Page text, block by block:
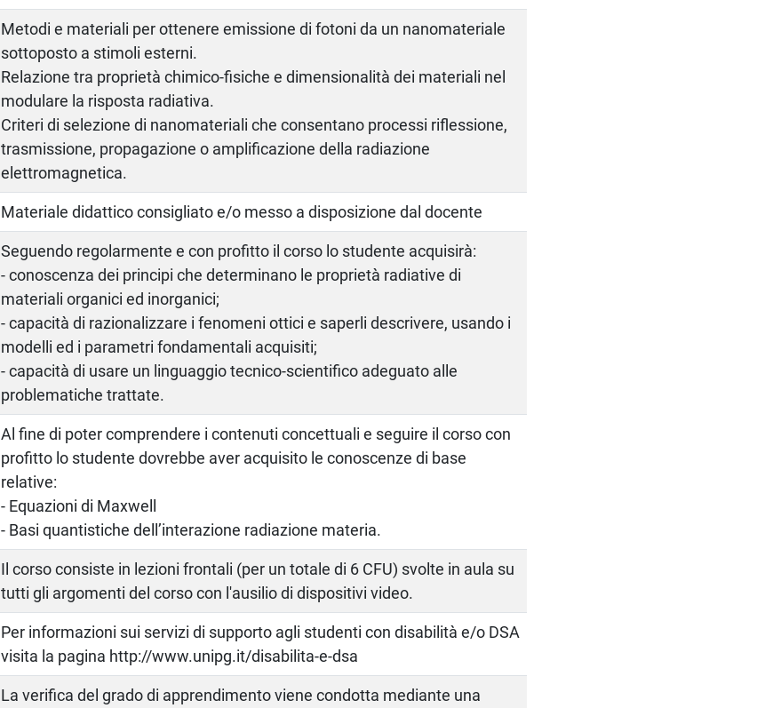
Metodi e materiali per ottenere emissione di fotoni da un nanomateriale
sottoposto a stimoli esterni.
Relazione tra proprietà chimico-fisiche e dimensionalità dei materiali nel
modulare la risposta radiativa.
Criteri di selezione di nanomateriali che consentano processi riflessione,
trasmissione, propagazione o amplificazione della radiazione
elettromagnetica.
Materiale didattico consigliato e/o messo a disposizione dal docente
Seguendo regolarmente e con profitto il corso lo studente acquisirà:
- conoscenza dei principi che determinano le proprietà radiative di
materiali organici ed inorganici;
- capacità di razionalizzare i fenomeni ottici e saperli descrivere, usando i
modelli ed i parametri fondamentali acquisiti;
- capacità di usare un linguaggio tecnico-scientifico adeguato alle
problematiche trattate.
Al fine di poter comprendere i contenuti concettuali e seguire il corso con
profitto lo studente dovrebbe aver acquisito le conoscenze di base
relative:
- Equazioni di Maxwell
- Basi quantistiche dell’interazione radiazione materia.
Il corso consiste in lezioni frontali (per un totale di 6 CFU) svolte in aula su
tutti gli argomenti del corso con l'ausilio di dispositivi video.
Per informazioni sui servizi di supporto agli studenti con disabilità e/o DSA
visita la pagina http://www.unipg.it/disabilita-e-dsa
La verifica del grado di apprendimento viene condotta mediante una